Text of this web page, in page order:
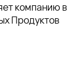
компанию в
Продуктов